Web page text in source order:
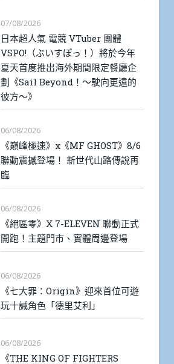
07/08/2026
日本超人氣 電競 VTuber 團體
VSPO!（ぶいすぽっ！）將於今年
夏天首度推出海外期間限定餐廳企
劃《Sail Beyond！～駛向更遠的
彼方～》
06/08/2026
《巔峰極速》x《MF GHOST》8/6
聯動震撼登場！ 新世代山路傳說再
臨
06/08/2026
《絕區零》X 7-ELEVEN 聯動正式
開跑！主題門市、實體周邊登場
06/08/2026
《七大罪：Origin》迎來首位可遊
玩十誡角色「德里艾利」
06/08/2026
《THE KING OF FIGHTERS